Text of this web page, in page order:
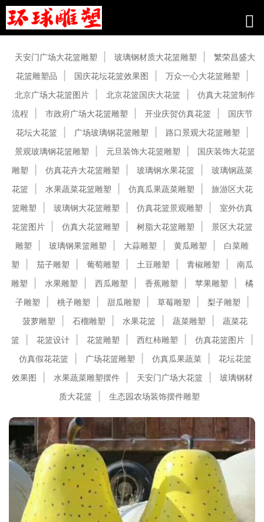
天安门广场大花篮雕塑 玻璃钢材质大花篮雕塑
繁荣昌盛大
花篮雕塑品
国庆花坛花篮效果图
万众一心大花篮雕塑
北京广场大花篮图片
北京花篮国庆大花篮
仿真大花篮制作
流程
市政府广场大花篮雕塑 开业庆贺仿真花篮
国庆节
花坛大花篮
广场玻璃钢花篮雕塑
路口景观大花篮雕塑
景观玻璃钢花篮雕塑
元旦装饰大花篮雕塑
国庆装饰大花篮
雕塑
仿真花卉大花篮雕塑 玻璃钢水果花篮
玻璃钢蔬菜
花篮
水果蔬菜花篮雕塑 仿真瓜果蔬菜雕塑
旅游区大花
篮雕塑
玻璃钢大花篮雕塑 仿真花篮景观雕塑
室外仿真
花篮图片
仿真大花篮雕塑 树脂大花篮雕塑
景区大花篮
雕塑
玻璃钢果篮雕塑 大蒜雕塑 黄瓜雕塑
白菜雕
塑
茄子雕塑 葡萄雕塑 土豆雕塑 青椒雕塑
南瓜
雕塑
水果雕塑 西瓜雕塑 香蕉雕塑 苹果雕塑
橘
子雕塑
桃子雕塑 甜瓜雕塑 草莓雕塑
梨子雕塑
菠萝雕塑
石榴雕塑 水果花篮 蔬菜雕塑
蔬菜花
篮
花篮设计 花篮雕塑 西红柿雕塑
仿真花篮图片
仿真假花花篮
广场花篮雕塑 仿真瓜果蔬菜
花坛花篮
效果图
水果蔬菜雕塑摆件 天安门广场大花篮
玻璃钢材
质大花篮
生态园农场装饰摆件雕塑